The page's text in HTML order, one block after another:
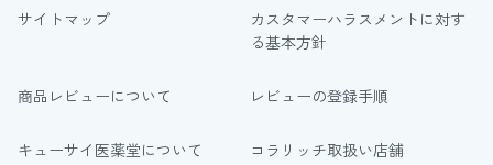
サイトマップ
カスタマーハラスメントに対す
る基本方針
商品レビューについて レビューの登録手順
キューサイ医薬堂について コラリッチ取扱い店舗